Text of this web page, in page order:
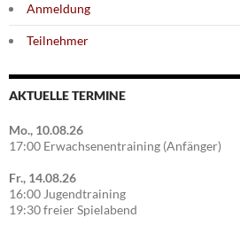
Anmeldung
Teilnehmer
AKTUELLE TERMINE
Mo., 10.08.26
17:00 Erwachsenentraining (Anfänger)
Fr., 14.08.26
16:00 Jugendtraining
19:30 freier Spielabend